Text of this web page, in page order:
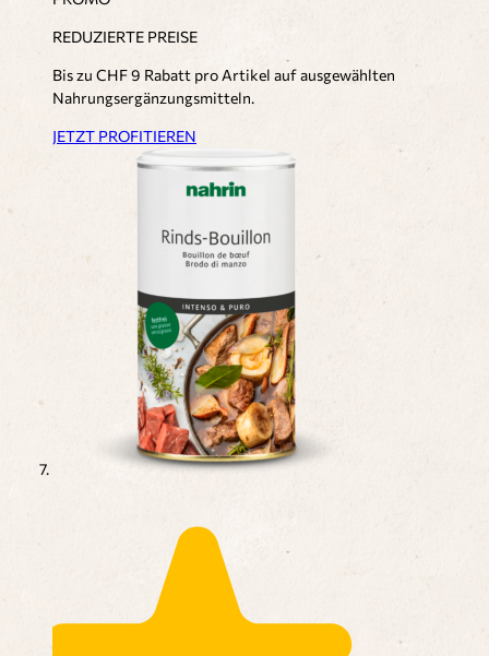
REDUZIERTE PREISE
Bis zu CHF 9 Rabatt pro Artikel auf ausgewählten
Nahrungsergänzungsmitteln.
JETZT PROFITIEREN